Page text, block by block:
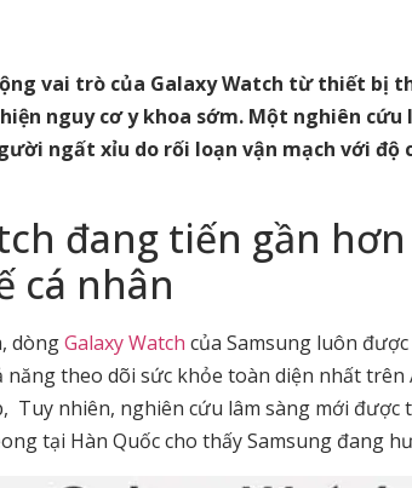
vai trò của Galaxy Watch từ thiết bị
nguy cơ y khoa sớm. Một nghiên
ngất xỉu do rối loạn vận mạch với độ
đang tiến gần
cá nhân
dòngGalaxy Watch của Samsung luôn
theo dõi sức khỏe toàn diện nhất
Tuy nhiên, nghiên cứu lâm sàng mới được
tại Hàn Quốc cho thấy Samsung đang